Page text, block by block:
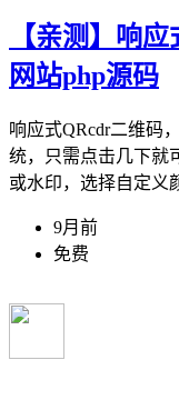
【亲测】响
网站php源码
响应式QRcdr二维码
统，只需点击几下就
或水印，选择自定义
9月前
免费